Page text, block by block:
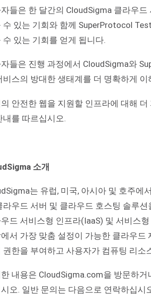
들은 한 달간의 CloudSigma 클라우
수 있는 기회와 함께 SuperProtocol
수 있는 기회를 얻게 됩니다.
들은 진행 과정에서 CloudSigma와
비스의 방대한 생태계를 더 명확하게
안전한 웹을 지원할 인프라에 대해
내를 따르십시오.
소개
는 유럽, 미국, 아시아 및 호주에
라우드 서버 및 클라우드 호스팅 솔루
드 서비스형 인프라(IaaS) 및 서비스
서 가장 맞춤 설정이 가능한 클라우
권한을 부여하고 사용자가 컴퓨팅 리소
내용은 CloudSigma.com을 방문하
오. 일반 문의는 다음으로 연락하십시